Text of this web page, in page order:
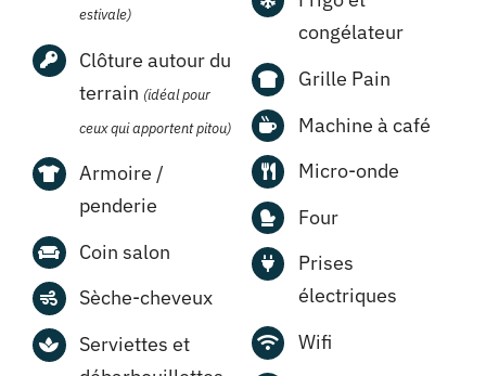
estivale)
Clôture autour du
terrain (idéal pour
ceux qui apportent pitou)
Armoire /
penderie
Coin salon
Sèche-cheveux
Serviettes et
congélateur
Grille Pain
Machine à café
Micro-onde
Four
Prises
électriques
Wifi